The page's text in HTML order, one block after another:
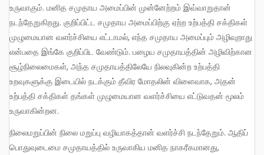
உருவாகும். மனித சமுதாய அமைப்பின் முன்னேற்றம் இவ்வாறுதான்
நடந்தேறுகிறது. குறிப்பிட்ட சமுதாய அமைப்பிற்கு ஏற்ற உற்பத்தி சக்திகள்
முழுமையான வளர்ச்சியை எட்டாமல், எந்த சமுதாய அமைப்பும் அழிவுறாது
என்பதை இங்கே குறிப்பிட வேண்டும். பழைய சமுதாயத்தின் அழிவிற்கான
சூழ்நிலைமைகள், அந்த சமுதாயத்திலேயே நிலவுகின்ற உற்பத்தி
உறவுகளுக்கு இடையில் நடக்கும் தீவிர மோதலின் விளைவாக, அதன்
உற்பத்தி சக்திகள் தங்கள் முழுமையான வளர்ச்சியை எட்டுவதன் மூலம்
உருவாகின்றன.
நிலைமறுப்பின் நிலை மறுப்பு வழியாகத்தான் வளர்ச்சி நடந்தேறும். ஆதிப்
பொதுவுடைமை சமுதாயத்தில் உருவாகிய மனித நாகரீகமானது,